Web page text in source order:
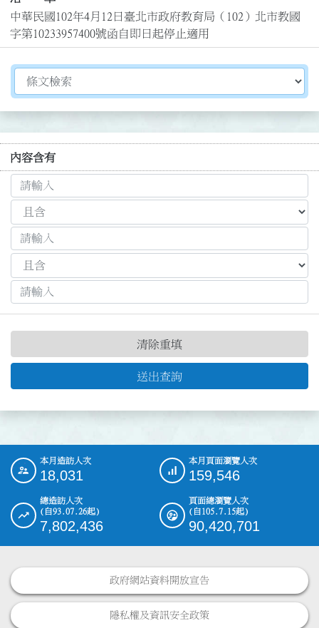
中華民國102年4月12日臺北市政府教育局（102）北市教國
字第10233957400號函自即日起停止適用
切換選擇法規資訊內容
內容含有
送出查詢
清除重填
::: 本月造訪人次
18,031
本月頁面瀏覽人次
159,546
總造訪人次
(自93.07.26起)
7,802,436
頁面總瀏覽人次
(自105.7.15起)
90,420,701
政府網站資料開放宣告
隱私權及資訊安全政策